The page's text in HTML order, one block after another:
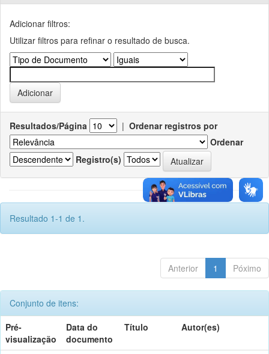
Adicionar filtros:
Utilizar filtros para refinar o resultado de busca.
Resultados/Página | Ordenar registros por
Ordenar
Registro(s)
Resultado 1-1 de 1.
Anterior 1 Póximo
Conjunto de itens:
Pré-
visualização
Data do
documento
Título Autor(es)